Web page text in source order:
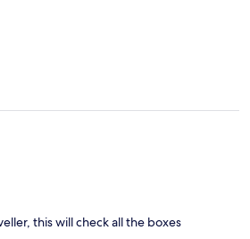
this will check all the boxes